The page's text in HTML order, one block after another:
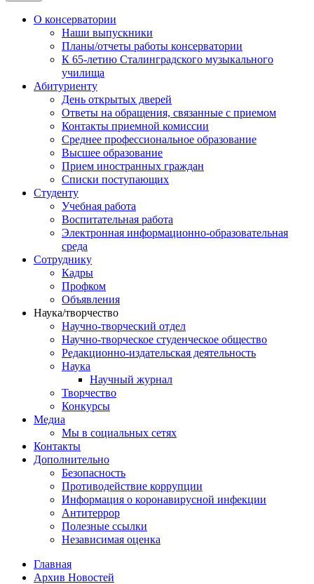
О консерватории
Наши выпускники
Планы/отчеты работы консерватории
К 65-летию Сталинградского музыкального
училища
Абитуриенту
День открытых дверей
Ответы на обращения, связанные с приемом
Контакты приемной комиссии
Среднее профессиональное образование
Высшее образование
Прием иностранных граждан
Списки поступающих
Студенту
Учебная работа
Воспитательная работа
Электронная информационно-образовательная
среда
Сотруднику
Кадры
Профком
Объявления
Наука/творчество
Научно-творческий отдел
Научно-творческое студенческое общество
Редакционно-издательская деятельность
Наука
Научный журнал
Творчество
Конкурсы
Медиа
Мы в социальных сетях
Контакты
Дополнительно
Безопасность
Противодействие коррупции
Информация о коронавирусной инфекции
Антитеррор
Полезные ссылки
Независимая оценка
Главная
Архив Новостей